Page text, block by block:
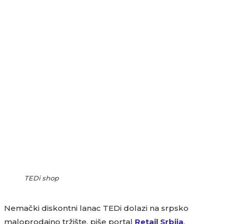
TEDi shop
Nemački diskontni lanac TEDi dolazi na srpsko
maloprodajno tržište, piše portal Retail Srbija.